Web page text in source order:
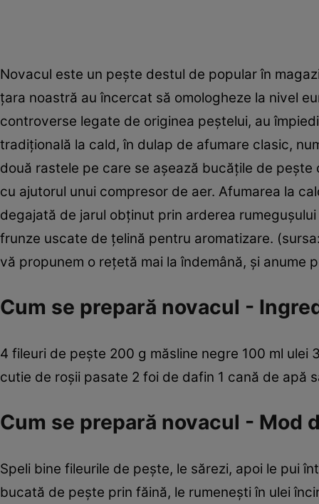
Novacul este un peşte destul de popular în
ţara noastră au încercat să omologheze la nivel
controverse legate de originea peştelui, au
tradiţională la cald, în dulap de afumare clasic,
două rastele pe care se aşează bucăţile de
cu ajutorul unui compresor de aer. Afumarea la
degajată de jarul obţinut prin arderea
frunze uscate de ţelină pentru aromatizare.
vă propunem o reţetă mai la îndemână, şi anume
Cum se prepară novacul -
4 fileuri de peşte 200 g măsline negre 100 ml ulei
cutie de roşii pasate 2 foi de dafin 1 cană de apă
Cum se prepară novacul - Mod
Speli bine fileurile de peşte, le sărezi, apoi le pui
bucată de peşte prin făină, le rumeneşti în ulei